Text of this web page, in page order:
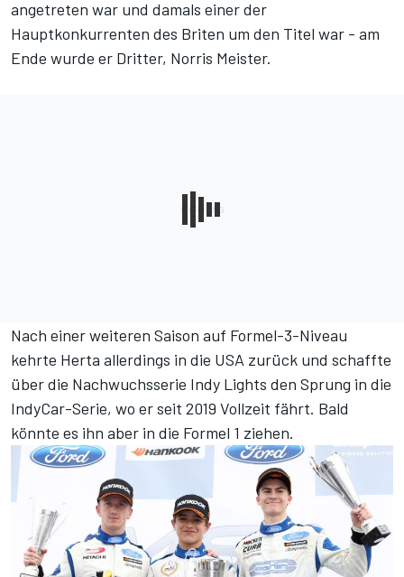
angetreten war und damals einer der
Hauptkonkurrenten des Briten um den Titel war - am
Ende wurde er Dritter, Norris Meister.
Nach einer weiteren Saison auf Formel-3-Niveau
kehrte Herta allerdings in die USA zurück und schaffte
über die Nachwuchsserie Indy Lights den Sprung in die
IndyCar-Serie, wo er seit 2019 Vollzeit fährt. Bald
könnte es ihn aber in die Formel 1 ziehen.